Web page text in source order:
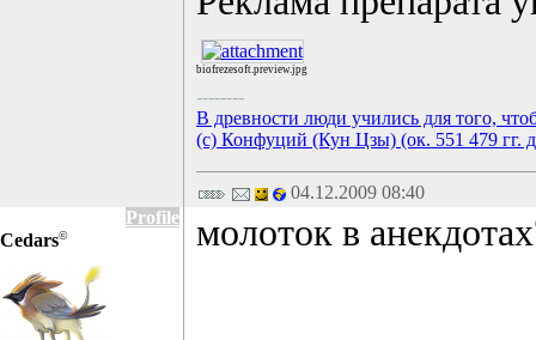
biofrezesoft.preview.jpg
--------
В древности люди учились для того,
(с) Конфуций (Кун Цзы) (ок. 551 479 гг.
04.12.2009 08:40
Profile
Cedars© молоток в